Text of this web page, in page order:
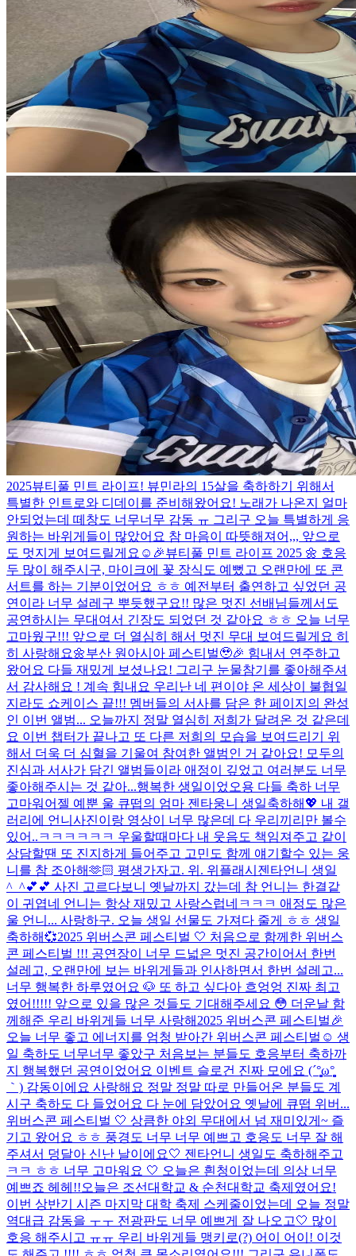
2025뷰티풀 민트 라이프! 뷰민라의 15살을 축하하기 위해서
특별한 인트로와 디데이를 준비해왔어요! 노래가 나온지 얼마
안되었는데 떼창도 너무너무 감동 ㅠ 그리구 오늘 특별하게 응
원하는 바위게들이 많았어요 참 마음이 따뜻해져어,,, 앞으로
도 멋지게 보여드릴게요☺️🎉뷰티풀 민트 라이프 2025 🌼 호응
두 많이 해주시구, 마이크에 꽃 장식도 예뻤고 오랜만에 또 콘
서트를 하는 기분이었어요 ㅎㅎ 예전부터 출연하고 싶었던 공
연이라 너무 설레구 뿌듯했구요!! 많은 멋진 선배님들께서도
공연하시는 무대여서 긴장도 되었던 것 같아요 ㅎㅎ 오늘 너무
고마웠구!!! 앞으로 더 열심히 해서 멋진 무대 보여드릴게요 히
히 사랑해요🌼부산 원아시아 페스티벌🥹🎉 힘내서 연주하고
왔어요 다들 재밌게 보셨나요! 그리구 눈물참기를 좋아해주셔
서 감사해요 ! 계속 힘내요 우리 난 네 편이야 온 세상이 불협일
지라도 쇼케이스 끝!!! 멤버들의 서사를 담은 한 페이지의 완성
인 이번 앨범... 오늘까지 정말 열심히 저희가 달려온 것 같은데
요 이번 챕터가 끝나고 또 다른 저희의 모습을 보여드리기 위
해서 더욱 더 심혈을 기울여 참여한 앨범인 거 같아요! 모두의
진심과 서사가 담긴 앨범들이라 애정이 깊었고 여러분도 너무
좋아해주시는 것 같아...행복한 생일이었오용 다들 축하 너무
고마워어 젤 예뿐 울 큐떱의 엄마 젠타웅니 생일축하해💖 내 갤
러리에 언니사진이랑 영상이 너무 많은데 다 우리끼리만 볼수
있어..ㅋㅋㅋㅋㅋㅋ 우울할때마다 내 웃음도 책임져주고 같이
상담할땐 또 진지하게 들어주고 고민도 함께 얘기할수 있는 웅
니를 참 조아해🫶🏻 평생가자고. 위. 위플래시 젠타언니 생일
^_^💕💕 사진 고르다보니 옛날까지 갔는데 참 언니는 한결같
이 귀엽네 언니는 항상 재밌고 사랑스럽네ㅋㅋㅋ 애정도 많은
울 언니... 사랑하구. 오늘 생일 선물도 가져다 줄게 ㅎㅎ 생일
축하해💞2025 위버스콘 페스티벌 🤍 처음으로 함께한 위버스
콘 페스티벌 !!! 공연장이 너무 드넓은 멋진 공간이어서 한번
설레고, 오랜만에 보는 바위게들과 인사하면서 한번 설레고...
너무 행복한 하루였어요 🐶 또 하고 싶다아 흐엉엉 진짜 최고
였어!!!!! 앞으로 있을 많은 것들도 기대해주세요 😳 더운날 함
께해준 우리 바위게들 너무 사랑해 2025 위버스콘 페스티벌🎉
오늘 너무 좋고 에너지를 엄청 받아간 위버스콘 페스티벌☺️ 생
일 축하도 너무너무 좋았구 처음보는 분들도 호응부터 축하까
지 행복했던 공연이었어요 이벤트 슬로건 진짜 모에요 (´°̥̥̥̥̥̥̥̥ω°̥̥̥̥̥̥̥̥
｀) 감동이에요 사랑해요 정말 정말 따로 만들어온 분들도 계
시구 축하도 다 들었어요 다 눈에 담았어요 옛날에 큐떱 위버...
위버스콘 페스티벌 🤍 상큼한 야외 무대에서 넘 재미있게~ 즐
기고 왔어요 ㅎㅎ 풍경도 너무 너무 예쁘고 호응도 너무 잘 해
주셔서 덩달아 신난 날이에요🤍 젠타언니 생일도 축하해주고
ㅋㅋ ㅎㅎ 너무 고마워요 🤍 오늘은 흰청이었는데 의상 너무
예쁘죠 헤헤!!오늘은 조선대학교 & 순천대학교 축제였어요!
이번 상반기 시즌 마지막 대학 축제 스케줄이었는데 오늘 정말
역대급 감동을 ㅜㅜ 전광판도 너무 예쁘게 잘 나오고🤍 많이
호응 해주시고 ㅠㅠ 우리 바위게들 맹키로(?) 어이 어이! 이것